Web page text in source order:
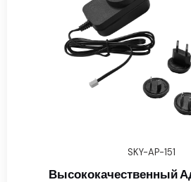
SKY-AP-151
Высококачественный